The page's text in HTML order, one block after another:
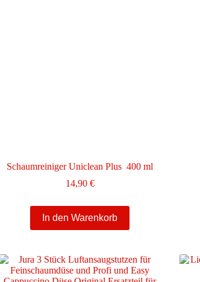
Schaumreiniger Uniclean Plus 400 ml
14,90 €
In den Warenkorb